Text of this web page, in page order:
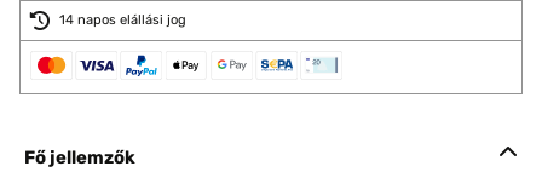
14 napos elállási jog
Fő jellemzők